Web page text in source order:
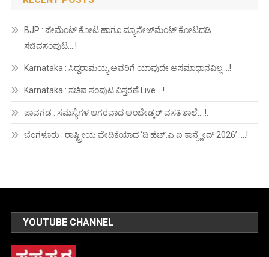
BJP : ಪೇಮೆಂಟ್ ಕೋಟ ಹಾಗೂ ಮ್ಯಾನೇಜ್‍ಮೆಂಟ್ ಕೋಟದಡಿ
ಸಚಿವಸಂಪುಟ….!
Karnataka : ಸಿದ್ದರಾಮಯ್ಯ ಅವರಿಗೆ ಯಾವುದೇ ಅಸಮಾಧಾನವಿಲ್ಲ….!
Karnataka : ಸಚಿವ ಸಂಪುಟ ವಿಸ್ತರಣೆ Live….!
ಪಾವಗಡ : ಸಮಸ್ಯೆಗಳ ಆಗರವಾದ ಅಂಬೇಡ್ಕರ್ ವಸತಿ ಶಾಲೆ….!.
ಬೆಂಗಳೂರು : ರಾಷ್ಟ್ರೀಯ ವೇದಿಕೆಯಾದ ‘ದಿ ಹೆಚ್.ಎ.ಐ ಕಾನ್ಕ್ಲೇವ್ 2026’ ….!
YOUTUBE CHANNEL